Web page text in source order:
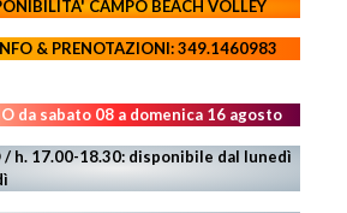
CAMPOBEACH VOLLEY
& PRENOTAZIONI: 349.1460983
da sabato 08 a domenica 16 agosto
/ h. 17.00-18.30: disponibile dal lunedì